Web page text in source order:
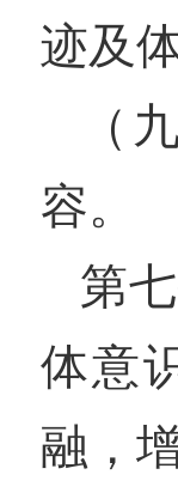
迹及
（
容。
第
体意
融，